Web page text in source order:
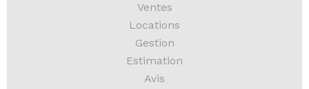
Ventes
Locations
Gestion
Estimation
Avis